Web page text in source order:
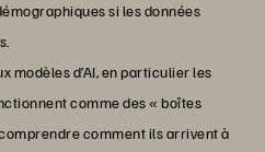
si les données
modèles d’AI, en particulier les
comme des « boîtes
comment ils arrivent à